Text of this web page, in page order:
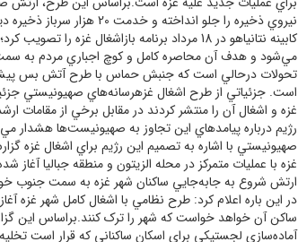
کابينه نتانياهو در 18 مرداد برنامه بازاشغال غزه را
مي‌شود و هدف آن محاصره کامل و کوچ اجباري مردم به
تحولات درحالي است که جنبش حماس با طرح آتش بس
است. جزئياتي از طرح اشغال غزهرسانه‌هاي صهيونيستي
غزه و اشغال آن را منتشر کردند در مقابل برخي از مقامات
رژيم درباره پيامدهاي اين تجاوز به صهيونيست‌ها هشدار
صهيونيستي با اشاره به تصميم اين رژيم براي اشغال غزه
غزه با عمليات متمرکز در محله الزيتون و منطقه جباليا آغاز
ساکن آن خواهد خواست که شهر را ترک کنند.براساس اين
آماده‌سازي لجستيکي براي اسکان ساکناني که قرار است